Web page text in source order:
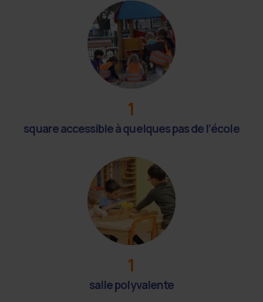
1
square accessible à quelques pas de l’école
1
salle polyvalente